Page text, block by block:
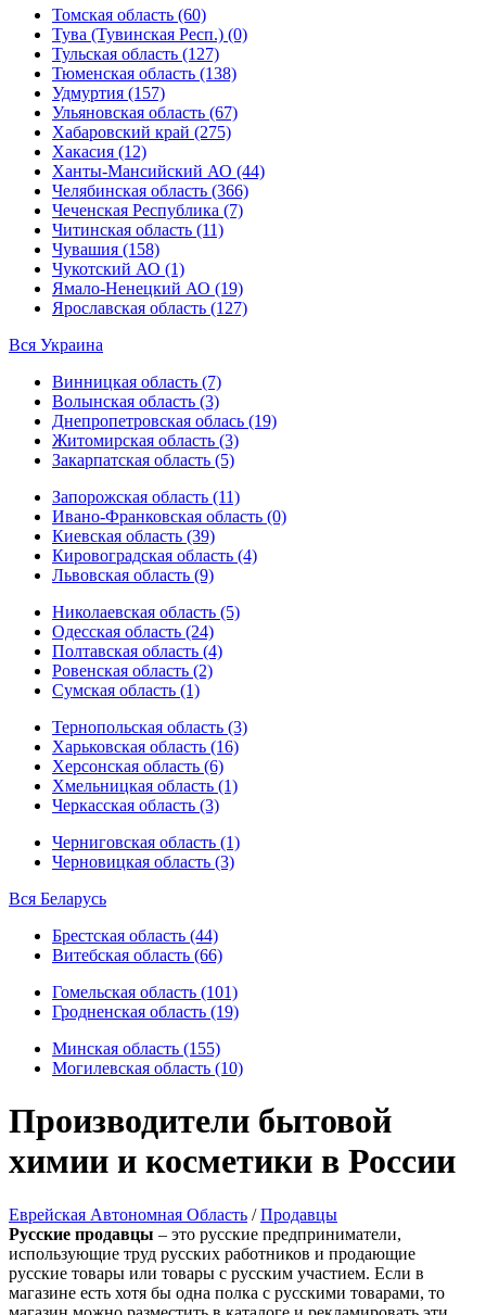
Томская область (60)
Тува (Тувинская Респ.) (0)
Тульская область (127)
Тюменская область (138)
Удмуртия (157)
Ульяновская область (67)
Хабаровский край (275)
Хакасия (12)
Ханты-Мансийский АО (44)
Челябинская область (366)
Чеченская Республика (7)
Читинская область (11)
Чувашия (158)
Чукотский АО (1)
Ямало-Ненецкий АО (19)
Ярославская область (127)
Вся Украина
Винницкая область (7)
Волынская область (3)
Днепропетровская облась (19)
Житомирская область (3)
Закарпатская область (5)
Запорожская область (11)
Ивано-Франковская область (0)
Киевская область (39)
Кировоградская область (4)
Львовская область (9)
Николаевская область (5)
Одесская область (24)
Полтавская область (4)
Ровенская область (2)
Сумская область (1)
Тернопольская область (3)
Харьковская область (16)
Херсонская область (6)
Хмельницкая область (1)
Черкасская область (3)
Черниговская область (1)
Черновицкая область (3)
Вся Беларусь
Брестская область (44)
Витебская область (66)
Гомельская область (101)
Гродненская область (19)
Минская область (155)
Могилевская область (10)
Производители бытовой
химии и косметики в России
Еврейская Автономная Область /Продавцы
Русские продавцы – это русские предприниматели,
использующие труд русских работников и продающие
русские товары или товары с русским участием. Если в
магазине есть хотя бы одна полка с русскими товарами, то